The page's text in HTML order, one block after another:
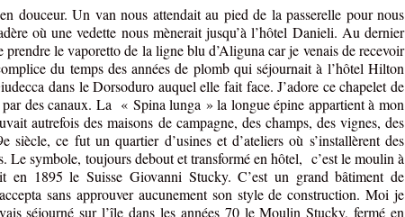
douceur. Un van nous attendait au pied de la passerelle pour nous
où une vedette nous mènerait jusqu’à l’hôtel Danieli. Au dernier
prendre le vaporetto de la ligne blu d’Aliguna car je venais de recevoir
du temps des années de plomb qui séjournait à l’hôtel Hilton
dans le Dorsoduro auquel elle fait face. J’adore ce chapelet de
des canaux. La « Spina lunga » la longue épine appartient à mon
autrefois des maisons de campagne, des champs, des vignes, des
siècle, ce fut un quartier d’usines et d’ateliers où s’installèrent des
Le symbole, toujours debout et transformé en hôtel, c’est le moulin à
en 1895 le Suisse Giovanni Stucky. C’est un grand bâtiment de
sans approuver aucunement son style de construction. Moi je
séjourné sur l’île dans les années 70 le Moulin Stucky, fermé en